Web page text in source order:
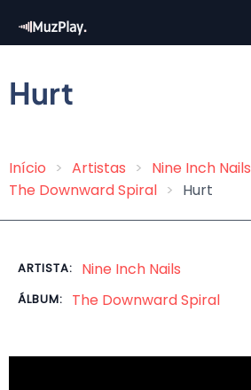
para
conteúdo
principal
Hurt
Trilha
Início Artistas
Nine Inch Nails
The Downward Spiral
Hurt
ARTISTA: Nine Inch Nails
ÁLBUM: The Downward Spiral